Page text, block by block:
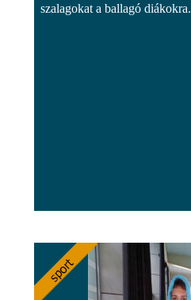
szalagokat a ballagó diákokra.